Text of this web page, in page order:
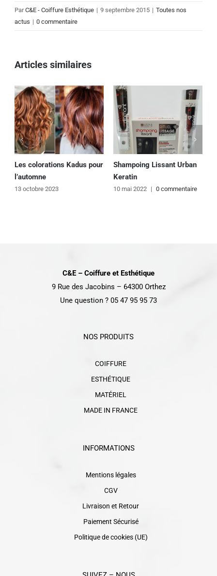
ParC&E - Coiffure Esthétique | 9 septembre 2015 | Toutes nos
actus | 0 commentaire
Articles similaires
Les colorations Kadus pour
l’automne
13 octobre 2023
Shampoing Lissant Urban
Keratin
10 mai 2022 | 0 commentaire
C&E – Coiffure et Esthétique
9 Rue des Jacobins – 64300 Orthez
Une question ? 05 47 95 95 73
NOS PRODUITS
COIFFURE
ESTHÉTIQUE
MATÉRIEL
MADE IN FRANCE
INFORMATIONS
Mentions légales
CGV
Livraison et Retour
Paiement Sécurisé
Politique de cookies (UE)